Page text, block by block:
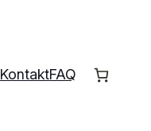
KontaktFAQ